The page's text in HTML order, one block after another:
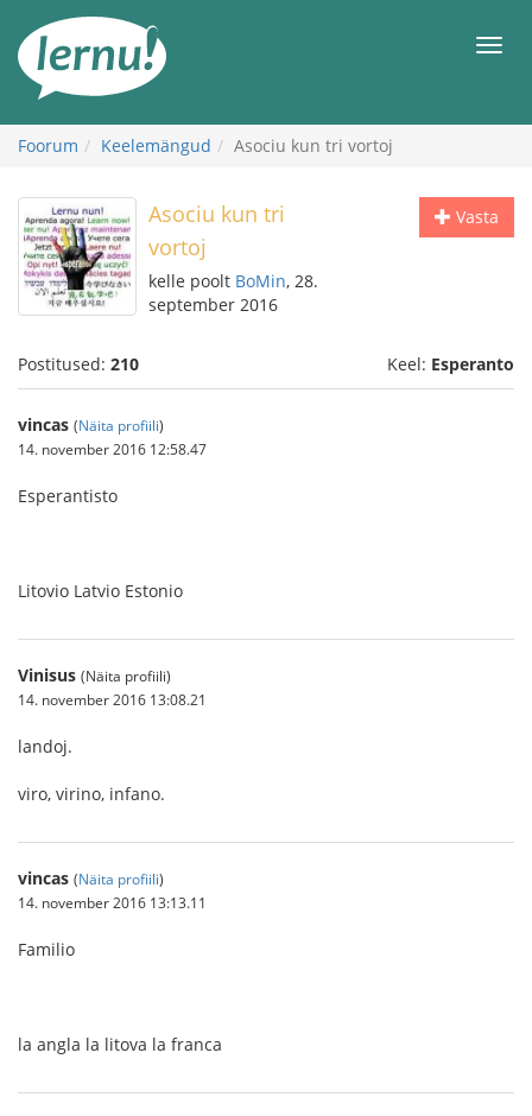
juurde
Foorum Keelemängud Asociu kun tri vortoj
Vasta
Asociu kun tri
vortoj
kelle poolt BoMin, 28.
september 2016
Postitused: 210 Keel: Esperanto
vincas (Näita profiili)
14. november 2016 12:58.47
Esperantisto
Litovio Latvio Estonio
Vinisus (Näita profiili)
14. november 2016 13:08.21
landoj.
viro, virino, infano.
vincas (Näita profiili)
14. november 2016 13:13.11
Familio
la angla la litova la franca